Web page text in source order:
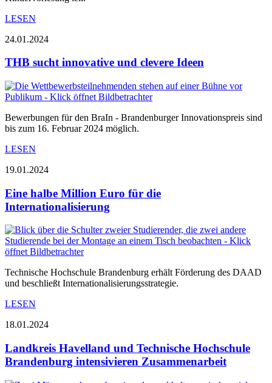
LESEN
24.01.2024
THB sucht innovative und clevere Ideen
Bewerbungen für den BraIn - Brandenburger Innovationspreis sind
bis zum 16. Februar 2024 möglich.
LESEN
19.01.2024
Eine halbe Million Euro für die
Internationalisierung
Technische Hochschule Brandenburg erhält Förderung des DAAD
und beschließt Internationalisierungsstrategie.
LESEN
18.01.2024
Landkreis Havelland und Technische Hochschule
Brandenburg intensivieren Zusammenarbeit